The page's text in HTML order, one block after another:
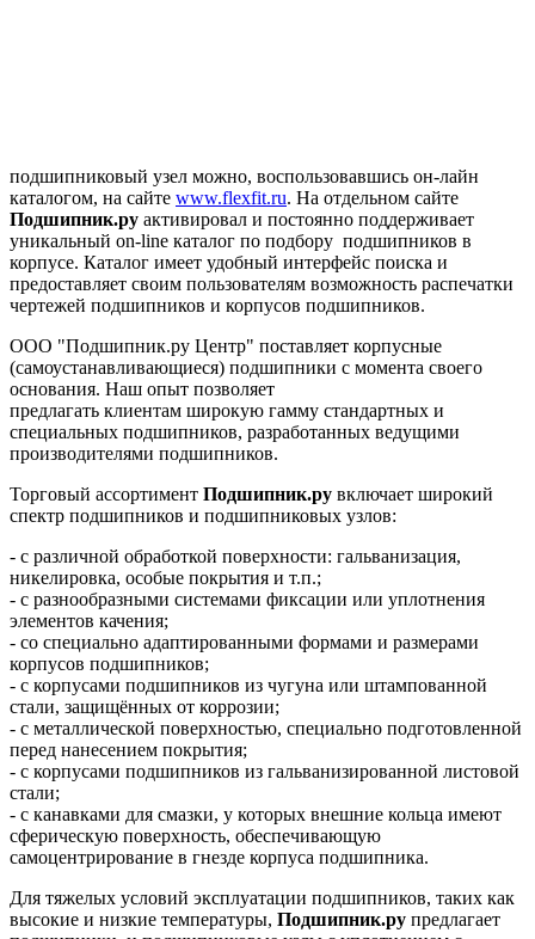
подшипниковый узел можно, воспользовавшись он-лайн
каталогом, на сайте www.flexfit.ru. На отдельном сайте
Подшипник.ру активировал и постоянно поддерживает
уникальный on-line каталог по подбору подшипников в
корпусе. Каталог имеет удобный интерфейс поиска и
предоставляет своим пользователям возможность распечатки
чертежей подшипников и корпусов подшипников.
ООО "Подшипник.ру Центр" поставляет корпусные
(самоустанавливающиеся) подшипники с момента своего
основания. Наш опыт позволяет
предлагать клиентам широкую гамму стандартных и
специальных подшипников, разработанных ведущими
производителями подшипников.
Торговый ассортимент Подшипник.ру включает широкий
спектр подшипников и подшипниковых узлов:
- с различной обработкой поверхности: гальванизация,
никелировка, особые покрытия и т.п.;
- с разнообразными системами фиксации или уплотнения
элементов качения;
- со специально адаптированными формами и размерами
корпусов подшипников;
- с корпусами подшипников из чугуна или штампованной
стали, защищённых от коррозии;
- с металлической поверхностью, специально подготовленной
перед нанесением покрытия;
- с корпусами подшипников из гальванизированной листовой
стали;
- с канавками для смазки, у которых внешние кольца имеют
сферическую поверхность, обеспечивающую
самоцентрирование в гнезде корпуса подшипника.
Для тяжелых условий эксплуатации подшипников, таких как
высокие и низкие температуры, Подшипник.ру предлагает